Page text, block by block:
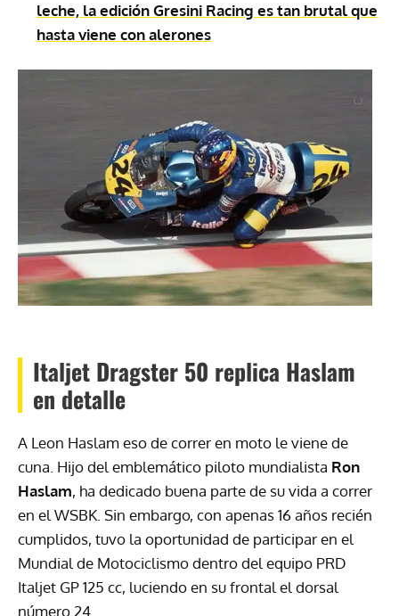
leche, la edición Gresini Racing es tan brutal que
hasta viene con alerones
Italjet Dragster 50 replica Haslam
en detalle
A Leon Haslam eso de correr en moto le viene de
cuna. Hijo del emblemático piloto mundialista Ron
Haslam, ha dedicado buena parte de su vida a correr
en el WSBK. Sin embargo, con apenas 16 años recién
cumplidos, tuvo la oportunidad de participar en el
Mundial de Motociclismo dentro del equipo PRD
Italjet GP 125 cc, luciendo en su frontal el dorsal
número 24.